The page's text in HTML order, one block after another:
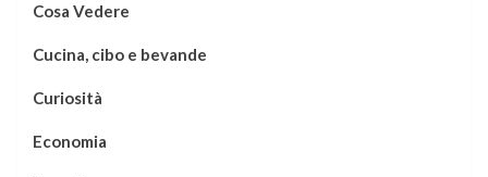
Cosa Vedere
Cucina, cibo e bevande
Curiosità
Economia